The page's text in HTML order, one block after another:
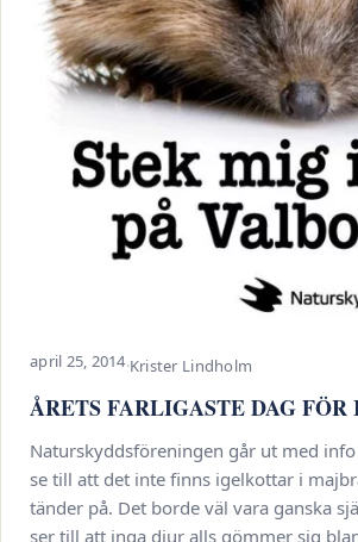
april 25, 2014·Krister Lindholm
ÅRETS FARLIGASTE DAG
Naturskyddsföreningen går ut med
se till att det inte finns igelkottar i
tänder på. Det borde väl vara ganska
ser till att inga djur alls gömmer sig